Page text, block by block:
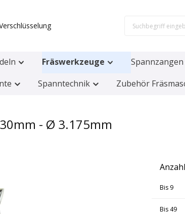
Fräswerkzeuge
Spanntechnik Zubehör
- Ø 3.175mm
Anzahl
Bis 9
Bis 49